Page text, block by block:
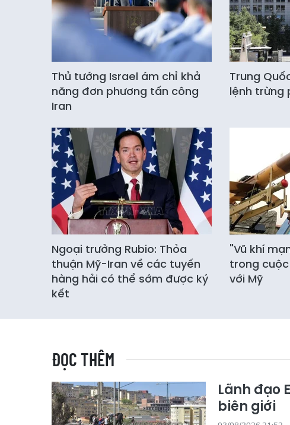
Thủ tướng Israel ám chỉ khả
năng đơn phương tấn công
Iran
Trung
lệnh trừng
Ngoại trưởng Rubio: Thỏa
thuận Mỹ-Iran về các tuyến
hàng hải có thể sớm được ký
kết
"Vũ khí
trong
với Mỹ
ĐỌC THÊM
Lãnh đạo
biên giới